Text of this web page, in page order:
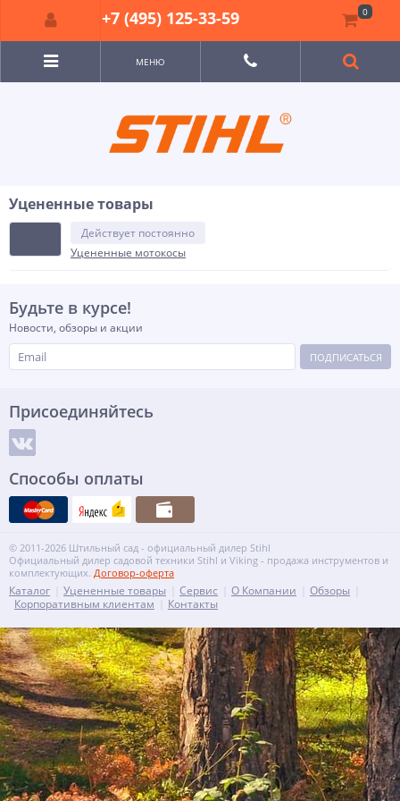
МЕНЮ
Уцененные товары
Действует постоянно
Уцененные мотокосы
Будьте в курсе!
Новости, обзоры и акции
ПОДПИСАТЬСЯ
Присоединяйтесь
Способы оплаты
© 2011-2026 Штильный сад - официальный дилер Stihl
Официальный дилер садовой техники Stihl и Viking - продажа инструментов и
комплектующих. Договор-оферта
Каталог Уцененные товары Сервис О Компании
Обзоры
Корпоративным клиентам
Контакты
+7 (495) 125-33-59 0